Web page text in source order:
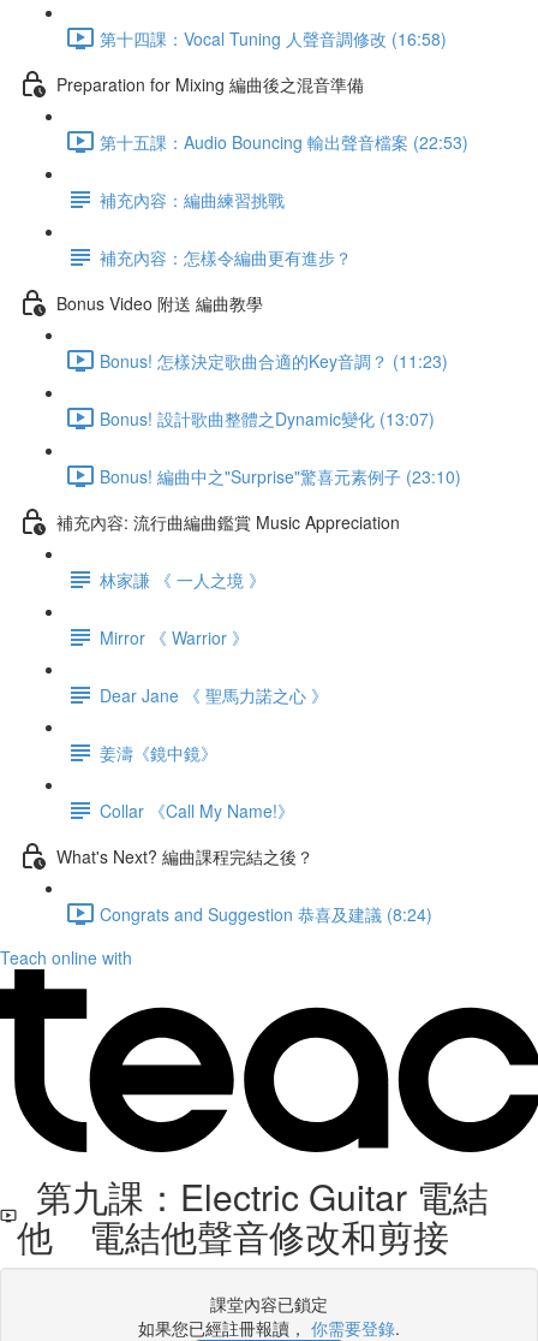
第十四課：Vocal Tuning 人聲音調修改 (16:58)
Preparation for Mixing 編曲後之混音準備
第十五課：Audio Bouncing 輸出聲音檔案 (22:53)
補充內容：編曲練習挑戰
補充內容：怎樣令編曲更有進步？
Bonus Video 附送 編曲教學
Bonus! 怎樣決定歌曲合適的Key音調？ (11:23)
Bonus! 設計歌曲整體之Dynamic變化 (13:07)
Bonus! 編曲中之"Surprise"驚喜元素例子 (23:10)
補充內容: 流行曲編曲鑑賞 Music Appreciation
林家謙 《 一人之境 》
Mirror 《 Warrior 》
Dear Jane 《 聖馬力諾之心 》
姜濤《鏡中鏡》
Collar 《Call My Name!》
What's Next? 編曲課程完結之後？
Congrats and Suggestion 恭喜及建議 (8:24)
Teach online with
第九課：Electric Guitar 電結
他 電結他聲音修改和剪接
課堂內容已鎖定
如果您已經註冊報讀， 你需要登錄.